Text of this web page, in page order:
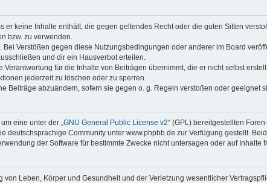
er keine Inhalte enthält, die gegen geltendes Recht oder die guten Sitten
bzw. zu verwenden.
Verstößen gegen diese Nutzungsbedingungen oder anderer im Board
und dir ein Hausverbot erteilen.
Verantwortung für die Inhalte von Beiträgen übernimmt, die er nicht selbst
jederzeit zu löschen oder zu sperren.
Beiträge abzuändern, sofern sie gegen o. g. Regeln verstoßen oder geeignet
eine unter der „GNU General Public License v2“ (GPL) bereitgestellten
deutschsprachige Community unter www.phpbb.de zur Verfügung gestellt.
der Software für bestimmte Zwecke nicht untersagen oder auf Inhalte
von Leben, Körper und Gesundheit und der Verletzung wesentlicher